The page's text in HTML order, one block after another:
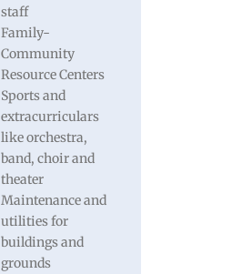
staff
Family-
Community
Resource Centers
Sports and
extracurriculars
like orchestra,
band, choir and
theater
Maintenance and
utilities for
buildings and
grounds